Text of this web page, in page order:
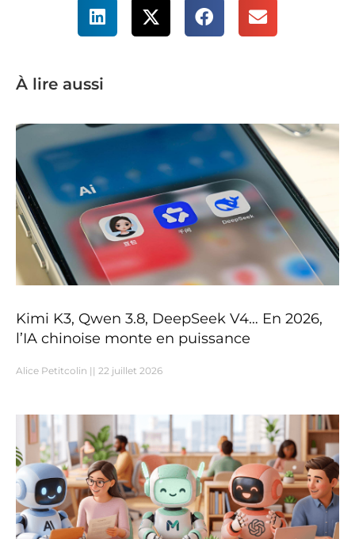
À lire aussi
Kimi K3, Qwen 3.8, DeepSeek V4… En 2026,
l’IA chinoise monte en puissance
Alice Petitcolin 22 juillet 2026